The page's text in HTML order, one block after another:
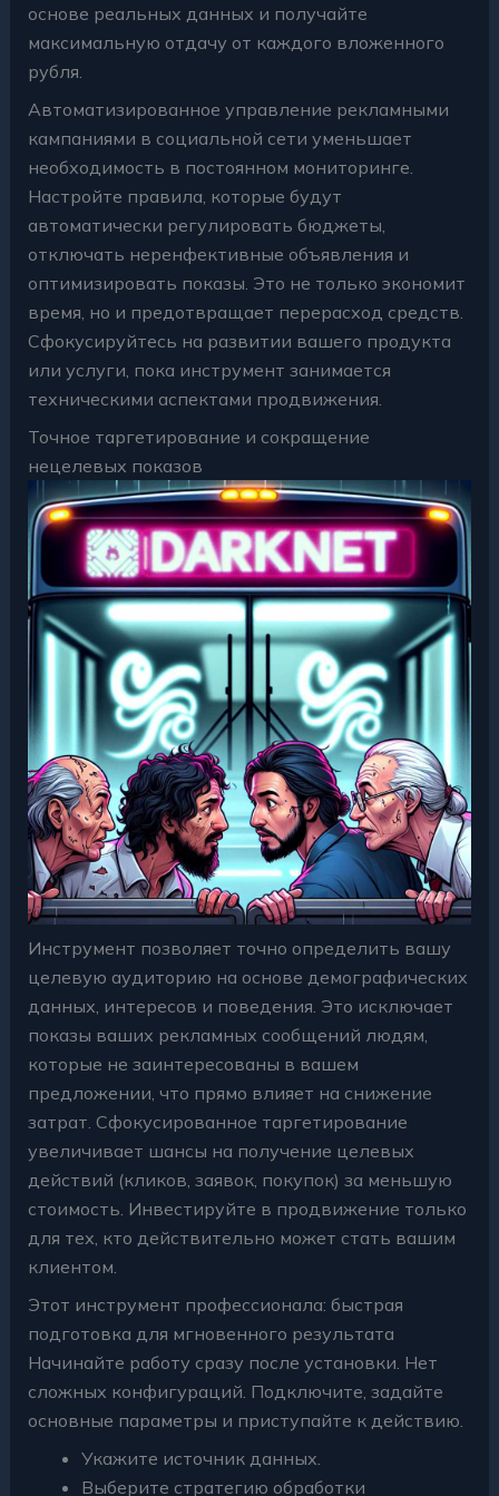
основе реальных данных и получайте
максимальную отдачу от каждого вложенного
рубля.
Автоматизированное управление рекламными
кампаниями в социальной сети уменьшает
необходимость в постоянном мониторинге.
Настройте правила, которые будут
автоматически регулировать бюджеты,
отключать неренфективные объявления и
оптимизировать показы. Это не только экономит
время, но и предотвращает перерасход средств.
Сфокусируйтесь на развитии вашего продукта
или услуги, пока инструмент занимается
техническими аспектами продвижения.
Точное таргетирование и сокращение
нецелевых показов
Инструмент позволяет точно определить вашу
целевую аудиторию на основе демографических
данных, интересов и поведения. Это исключает
показы ваших рекламных сообщений людям,
которые не заинтересованы в вашем
предложении, что прямо влияет на снижение
затрат. Сфокусированное таргетирование
увеличивает шансы на получение целевых
действий (кликов, заявок, покупок) за меньшую
стоимость. Инвестируйте в продвижение только
для тех, кто действительно может стать вашим
клиентом.
Этот инструмент профессионала: быстрая
подготовка для мгновенного результата
Начинайте работу сразу после установки. Нет
сложных конфигураций. Подключите, задайте
основные параметры и приступайте к действию.
Укажите источник данных.
Выберите стратегию обработки